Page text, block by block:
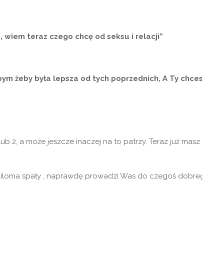
wiem teraz czego chcę od seksu i relacji”
żeby była lepsza od tych poprzednich, A Ty
2, a może jeszcze inaczej na to patrzy. Teraz już
spały , naprawdę prowadzi Was do czegoś